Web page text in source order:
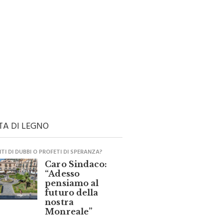
DI LEGNO
DI DUBBI O PROFETI DI SPERANZA?
Caro Sindaco:
“Adesso
pensiamo al
futuro della
nostra
Monreale”